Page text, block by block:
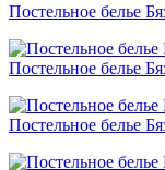
Постельное белье
Постельное белье
Постельное белье